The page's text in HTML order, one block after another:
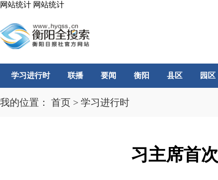
网站统计 网站统计
学习进行时 联播 要闻 衡阳 县区 园区
我的位置： 首页 > 学习进行时
习主席首